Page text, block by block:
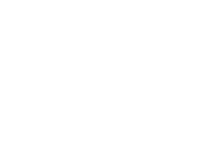
la pantalla.